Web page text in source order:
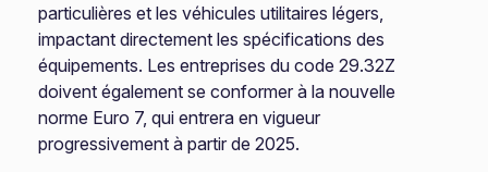
particulières et les véhicules utilitaires légers,
impactant directement les spécifications des
équipements. Les entreprises du code 29.32Z
doivent également se conformer à la nouvelle
norme Euro 7, qui entrera en vigueur
progressivement à partir de 2025.